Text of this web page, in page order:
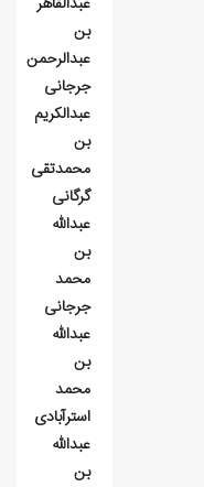
بن
عبدالرحمن
جرجانی
عبدالکريم
بن
محمدتقی
گرگانی
عبدالله
بن
محمد
جرجانی
عبدالله
بن
محمد
استرآبادی
عبدالله
بن